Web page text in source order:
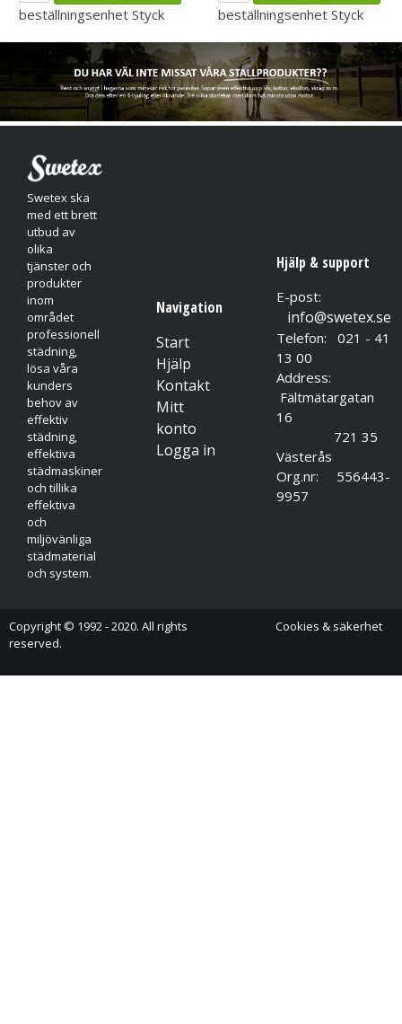
beställningsenhet Styck beställningsenhet Styck
Swetex ska
med ett brett
utbud av
olika
tjänster och
produkter
inom
området
professionell
städning,
lösa våra
kunders
behov av
effektiv
städning,
effektiva
städmaskiner
och tillika
effektiva
och
miljövänliga
städmaterial
och system.
Navigation
Start
Hjälp
Kontakt
Mitt
konto
Logga in
Hjälp & support
E-post:
info@swetex.se
Telefon: 021 - 41
13 00
Address:
Fältmätargatan
16
721 35
Västerås
Org.nr: 556443-
9957
Copyright © 1992 - 2020. All rights
reserved.
Cookies & säkerhet